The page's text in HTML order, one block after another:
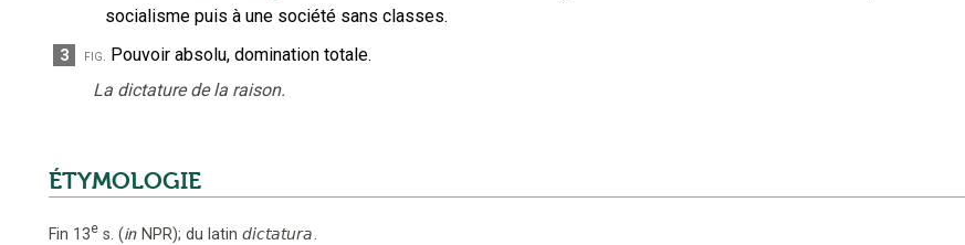
socialisme puis à une société sans classes.
3 fig. Pouvoir absolu, domination totale.
La dictature de la raison.
ÉTYMOLOGIE
Fin 13e s. (in NPR); du latin dictatura.